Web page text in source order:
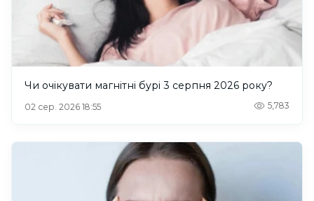
Чи очікувати магнітні бурі 3 серпня 2026 року?
02 сер. 2026 18:55 5,783